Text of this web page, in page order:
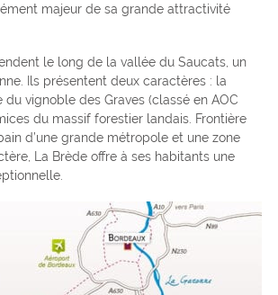
majeur de sa grande attractivité
le long de la vallée du Saucats, un
Ils présentent deux caractères : la
vignoble des Graves (classé en AOC
du massif forestier landais. Frontière
d’une grande métropole et une zone
La Brède offre à ses habitants une